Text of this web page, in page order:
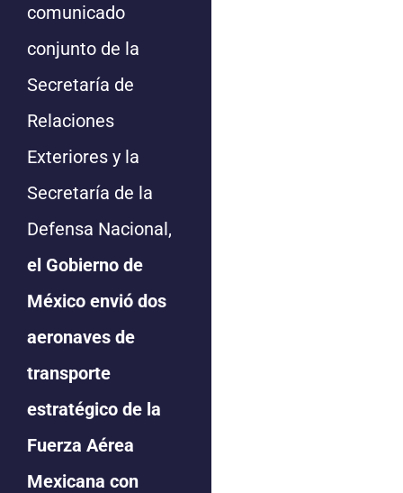
comunicado
conjunto de la
Secretaría de
Relaciones
Exteriores y la
Secretaría de la
Defensa Nacional,
el Gobierno de
México envió dos
aeronaves de
transporte
estratégico de la
Fuerza Aérea
Mexicana con